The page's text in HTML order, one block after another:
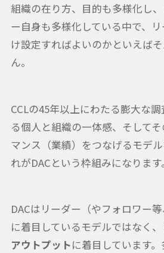
組織の在り方、目的も多様化し
ー自身も多様化している中で、
け設定すればよいのかといえば
ん。
CCLの45年以上にわたる膨大な
る個人と組織の一体感、そして
マンス（業績）をつなげるモデ
れがDACという枠組みになります。
DACはリーダー（やフォロワー
に着目しているモデルではなく
アウトプットに着目しています